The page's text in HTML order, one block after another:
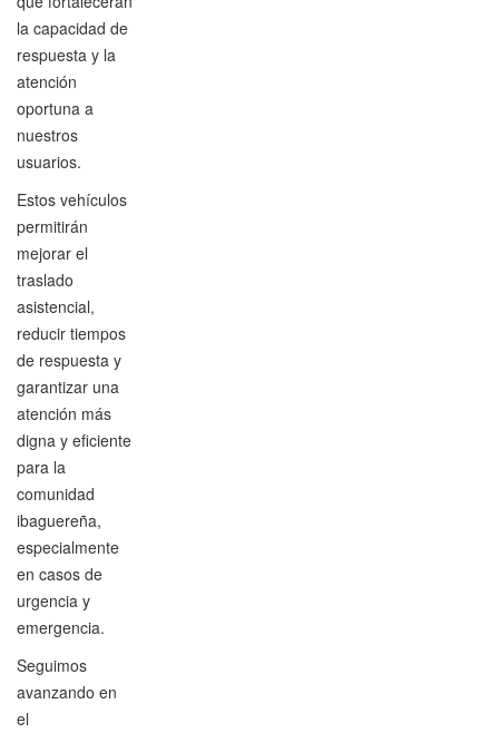
la capacidad de
respuesta y la
atención
oportuna a
nuestros
usuarios.
Estos vehículos
permitirán
mejorar el
traslado
asistencial,
reducir tiempos
de respuesta y
garantizar una
atención más
digna y eficiente
para la
comunidad
ibaguereña,
especialmente
en casos de
urgencia y
emergencia.
Seguimos
avanzando en
el